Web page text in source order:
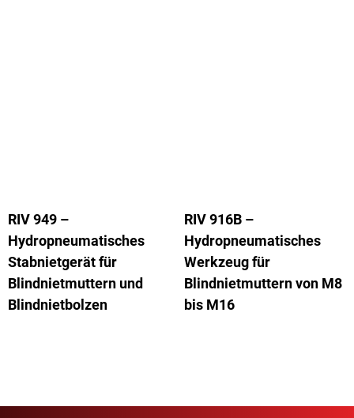
RIV 949 –
Hydropneumatisches
Stabnietgerät für
Blindnietmuttern und
Blindnietbolzen
RIV 916B –
Hydropneumatisches
Werkzeug für
Blindnietmuttern von M8
bis M16